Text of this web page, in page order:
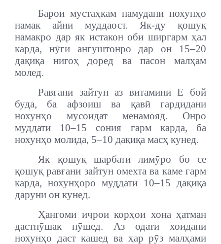
Барои мустаҳкам намудани нохунҳо
намак айни муддаост. Як-ду қошуқ
намакро дар як истакон оби ширгарм ҳал
карда, нӯги ангуштонро дар он 15–20
дақиқа нигоҳ доред ва пасон малҳам
молед.
Равғани зайтун аз витамини Е бой
буда, ба афзоиш ва қавӣ гардидани
нохунҳо мусоидат менамояд. Онро
муддати 10–15 сония гарм карда, ба
нохунҳо молида, 5–10 дақиқа масҳ кунед.
Як қошуқ шарбати лимӯро бо се
қошуқ равғани зайтун омехта ва каме гарм
карда, нохунҳоро муддати 10–15 дақиқа
даруни он кунед.
Ҳангоми иҷрои корҳои хона ҳатман
дастпӯшак пӯшед. Аз одати хоидани
нохунҳо даст кашед ва ҳар рӯз малҳами